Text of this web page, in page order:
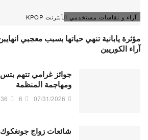
آراء و نقاشات مستخدمي الأنترنت KPOP
مؤثرة يابانية تنهي حياتها بسبب معجبي
آراء الكوريين
جوائز غرامي تتهم بتس
ومهاجمة المنظمة
07/31/2026
6
شائعات زواج جونغكوك